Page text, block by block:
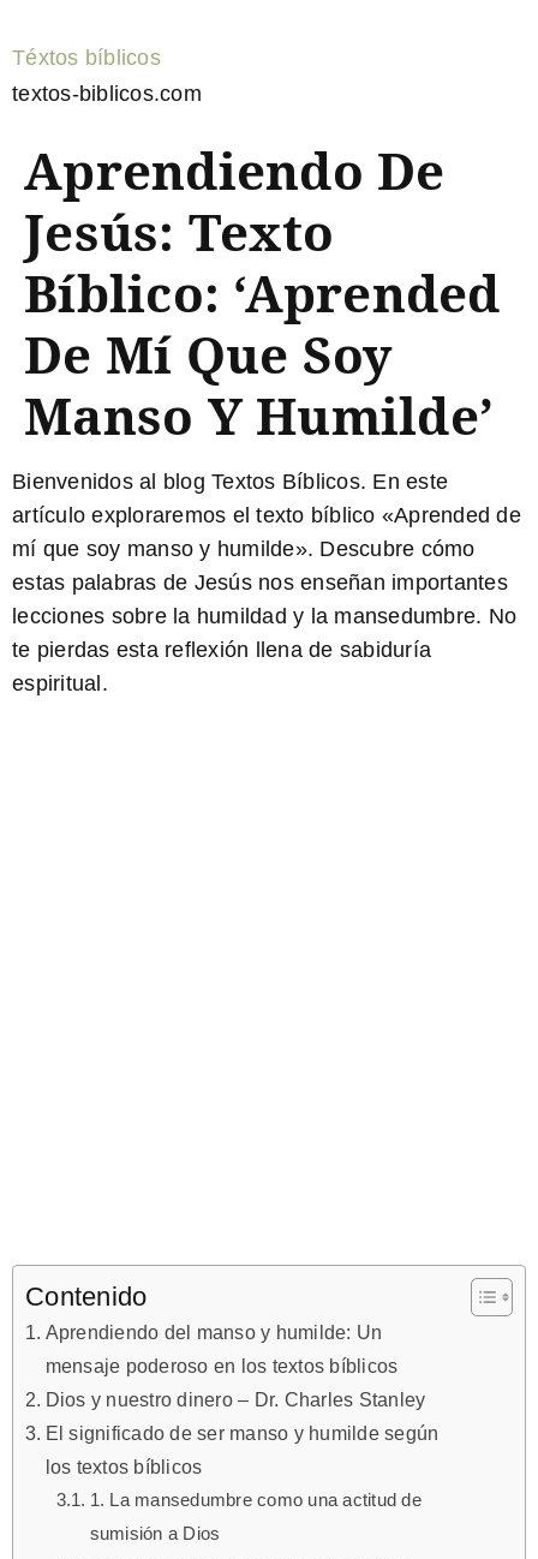
Téxtos bíblicos
textos-biblicos.com
Aprendiendo De
Jesús: Texto
Bíblico: ‘Aprended
De Mí Que Soy
Manso Y Humilde’
Bienvenidos al blog Textos Bíblicos. En este
artículo exploraremos el texto bíblico «Aprended de
mí que soy manso y humilde». Descubre cómo
estas palabras de Jesús nos enseñan importantes
lecciones sobre la humildad y la mansedumbre. No
te pierdas esta reflexión llena de sabiduría
espiritual.
Contenido
Aprendiendo del manso y humilde: Un
mensaje poderoso en los textos bíblicos
Dios y nuestro dinero – Dr. Charles Stanley
El significado de ser manso y humilde según
los textos bíblicos
1. La mansedumbre como una actitud de
sumisión a Dios